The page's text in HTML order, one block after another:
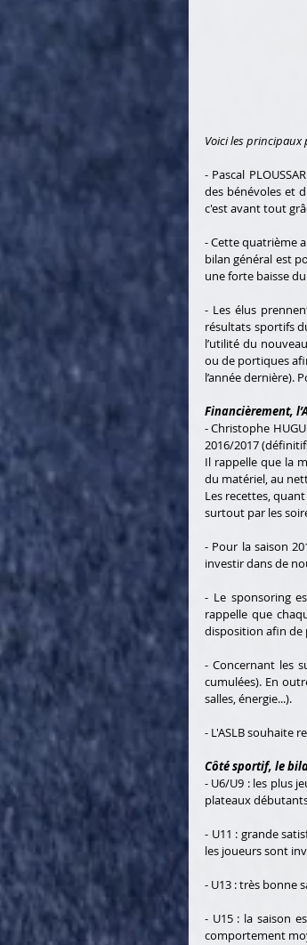
Voici les principaux
- Pascal
des bénévoles et
c'est avant tout
- Cette quatrième
bilan général est
une forte baisse
- Les élus
résultats sportifs
l’utilité du
ou de portiques
l’année dernière).
Financièrement,
- Christophe
2016/2017
Il rappelle que la
du matériel, au
Les recettes,
surtout par les
- Pour la saison
investir dans de
- Le sponsoring
rappelle que
disposition afin de
- Concernant les
cumulées). En
salles, énergie...).
- L'ASLB souhaite
Côté sportif, le
- U6/U9 : les plus
plateaux
- U11 : grande
les joueurs sont
- U13 : très bonne
- U15 : la saison
comportement